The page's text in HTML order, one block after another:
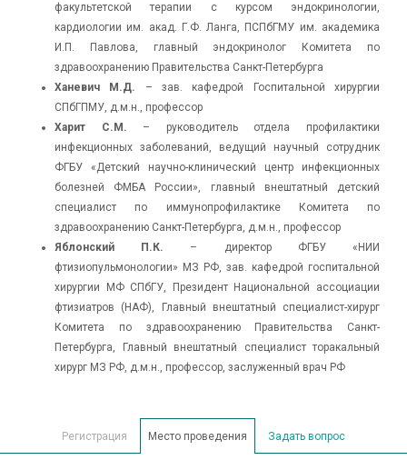
факультетской терапии с курсом эндокринологии,
кардиологии им. акад. Г.Ф. Ланга, ПСПбГМУ им. академика
И.П. Павлова, главный эндокринолог Комитета по
здравоохранению Правительства Санкт-Петербурга
Ханевич М.Д. – зав. кафедрой Госпитальной хирургии
СПбГПМУ, д.м.н., профессор
Харит С.М. – руководитель отдела профилактики
инфекционных заболеваний, ведущий научный сотрудник
ФГБУ «Детский научно-клинический центр инфекционных
болезней ФМБА России», главный внештатный детский
специалист по иммунопрофилактике Комитета по
здравоохранению Санкт-Петербурга, д.м.н., профессор
Яблонский П.К. – директор ФГБУ «НИИ
фтизиопульмонологии» МЗ РФ, зав. кафедрой госпитальной
хирургии МФ СПбГУ, Президент Национальной ассоциации
фтизиатров (НАФ), Главный внештатный специалист-хирург
Комитета по здравоохранению Правительства Санкт-
Петербурга, Главный внештатный специалист торакальный
хирург МЗ РФ, д.м.н., профессор, заслуженный врач РФ
Регистрация Место проведения Задать вопрос